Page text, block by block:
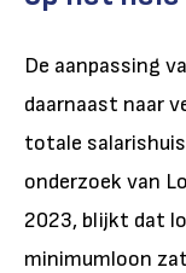
De aanpassing
daarnaast naar
totale
onderzoek van
2023, blijkt dat
minimumloon